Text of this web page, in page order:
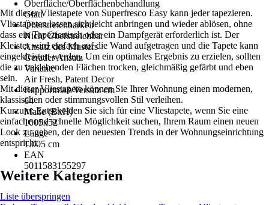
Oberfläche/Oberflächenbehandlung
Glatt
Überstreichbarkeit
Nicht Überstreichbar
Ansatz des Musters
Gerader Ansatz
Variante
Air Fresh, Patent Decor
Rapportmaß/Versatz cm
64
Maße (BxH)
1005x52
Länge
1.005 cm
EAN
5011583155297
Mit dieser Vliestapete von Superfresco Easy kann jeder tapezieren.
Vliestapeten lassen sich leicht anbringen und wieder ablösen, ohne
dass ein Tapeziertisch oder ein Dampfgerät erforderlich ist. Der
Kleister wird einfach auf die Wand aufgetragen und die Tapete kann
eingekleistert werden. Um ein optimales Ergebnis zu erzielen, sollten
die zu beklebenden Flächen trocken, gleichmäßig gefärbt und eben
sein.
Mit dieser Vliestapete können Sie Ihrer Wohnung einen modernen,
klassischen oder stimmungsvollen Stil verleihen.
Kurzum: Entscheiden Sie sich für eine Vliestapete, wenn Sie eine
einfache und schnelle Möglichkeit suchen, Ihrem Raum einen neuen
Look zu geben, der den neuesten Trends in der Wohnungseinrichtung
entspricht.
Weitere Kategorien
Liste überspringen